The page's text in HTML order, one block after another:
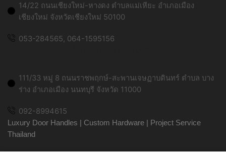
14/22 ถนนเชียงใหม่-หางดง ตำบลแม่เหียะ อำเภอเมือง
เชียงใหม่ จังหวัดเชียงใหม่ 50100
053-284565, 064-1595156
111/33 หมู่ 8 ถนนราชพฤกษ์-สะพานเจษฏาบดินทร์ ตำบล บาง
ร่าง อำเภอเมือง นนทบุรี จังหวัด 11000
092-8994615
Luxury Door Handles | Custom Hardware | Project Service
Thailand